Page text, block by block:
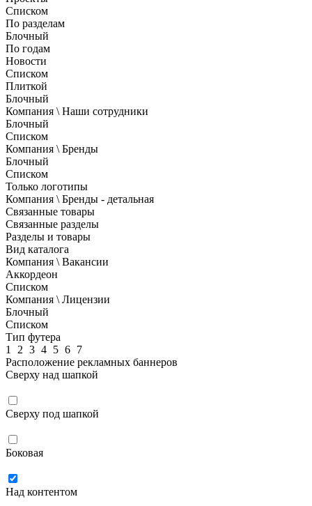
Списком
По разделам
Блочный
По годам
Новости
Списком
Плиткой
Блочный
Компания \ Наши сотрудники
Блочный
Списком
Компания \ Бренды
Блочный
Списком
Только логотипы
Компания \ Бренды - детальная
Связанные товары
Связанные разделы
Разделы и товары
Вид каталога
Компания \ Вакансии
Аккордеон
Списком
Компания \ Лицензии
Блочный
Списком
Тип футера
1
2 3 4 5 6 7
Расположение рекламных баннеров
Сверху над шапкой
Сверху под шапкой
Боковая
Над контентом